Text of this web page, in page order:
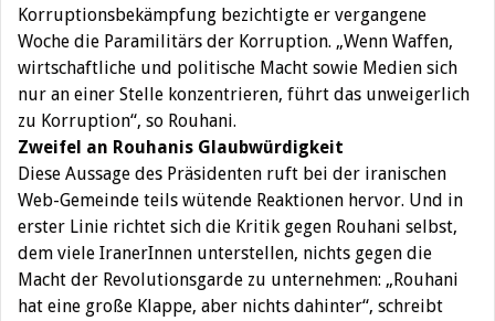
Korruptionsbekämpfung bezichtigte er vergangene
Woche die Paramilitärs der Korruption. „Wenn Waffen,
wirtschaftliche und politische Macht sowie Medien sich
nur an einer Stelle konzentrieren, führt das unweigerlich
zu Korruption“, so Rouhani.
Zweifel an Rouhanis Glaubwürdigkeit
Diese Aussage des Präsidenten ruft bei der iranischen
Web-Gemeinde teils wütende Reaktionen hervor. Und in
erster Linie richtet sich die Kritik gegen Rouhani selbst,
dem viele IranerInnen unterstellen, nichts gegen die
Macht der Revolutionsgarde zu unternehmen: „Rouhani
hat eine große Klappe, aber nichts dahinter“, schreibt